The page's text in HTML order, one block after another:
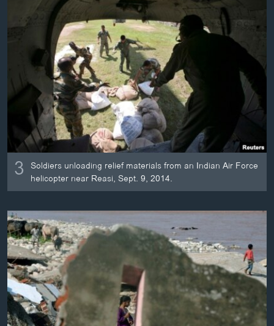
3 Soldiers unloading relief materials from an Indian Air Force
helicopter near Reasi, Sept. 9, 2014.